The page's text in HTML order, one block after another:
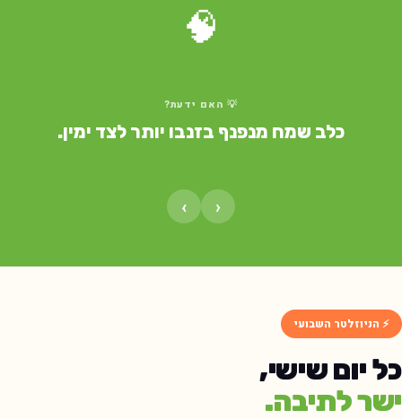
🧠
💡 האם ידעת?
כלב שמח מנפנף בזנבו יותר לצד ימין.
⚡ הניוזלטר השבועי
יום שישי,
לתיבה.